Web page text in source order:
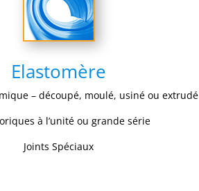
Elastomère
– découpé, moulé, usiné ou extrudé
à l’unité ou grande série
Joints Spéciaux